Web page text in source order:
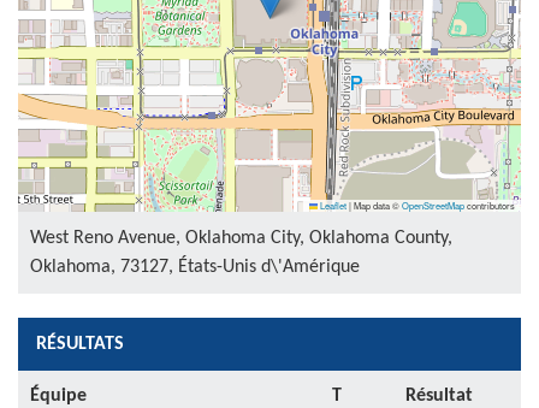
Leaflet|Map data ©OpenStreetMapcontributors
West Reno Avenue, Oklahoma City, Oklahoma County,
Oklahoma, 73127, États-Unis d\'Amérique
RÉSULTATS
Équipe T Résultat